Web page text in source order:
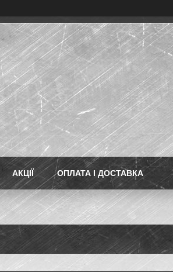
АКЦІЇ ОПЛАТА І ДОСТАВКА